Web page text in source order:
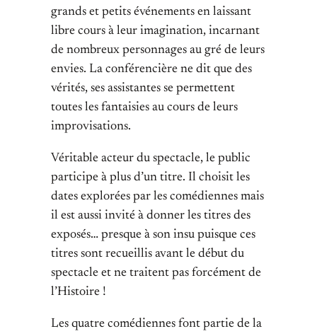
grands et petits événements en laissant
libre cours à leur imagination, incarnant
de nombreux personnages au gré de leurs
envies. La conférencière ne dit que des
vérités, ses assistantes se permettent
toutes les fantaisies au cours de leurs
improvisations.
Véritable acteur du spectacle, le public
participe à plus d’un titre. Il choisit les
dates explorées par les comédiennes mais
il est aussi invité à donner les titres des
exposés… presque à son insu puisque ces
titres sont recueillis avant le début du
spectacle et ne traitent pas forcément de
l’Histoire !
Les quatre comédiennes font partie de la